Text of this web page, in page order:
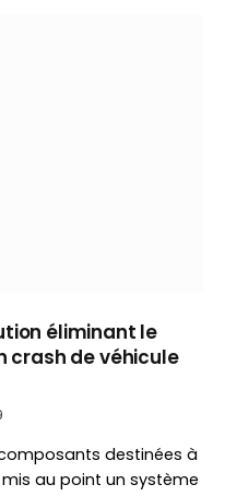
éliminant le
crash de véhicule
destinées à
au point un système